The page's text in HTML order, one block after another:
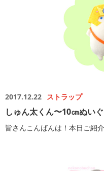
2017.12.22 ストラップ
しゅん太くん〜10㎝ぬい
皆さんこんばんは！本日ご紹